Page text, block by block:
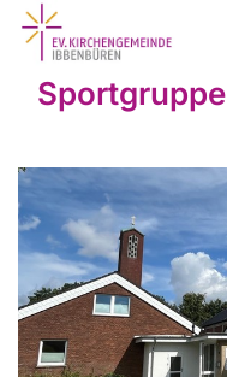
Sportgruppe